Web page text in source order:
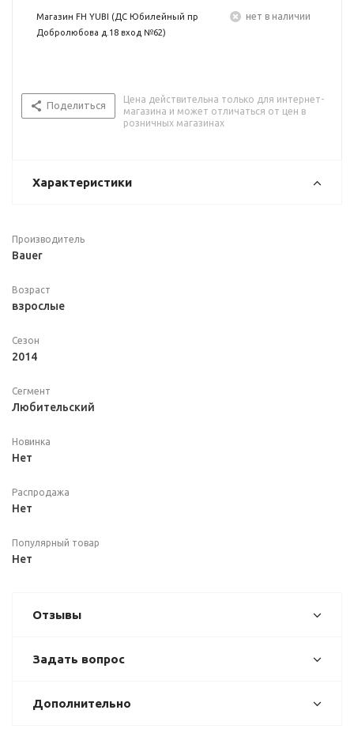
Магазин FH YUBI (ДС Юбилейный пр
Добролюбова д.18 вход №62)
Нет в наличии
Поделиться
Цена действительна только для интернет-
магазина и может отличаться от цен в
розничных магазинах
Характеристики
Производитель
Bauer
Возраст
взрослые
Сезон
2014
Сегмент
Любительский
Новинка
Нет
Распродажа
Нет
Популярный товар
Нет
Отзывы
Задать вопрос
Дополнительно